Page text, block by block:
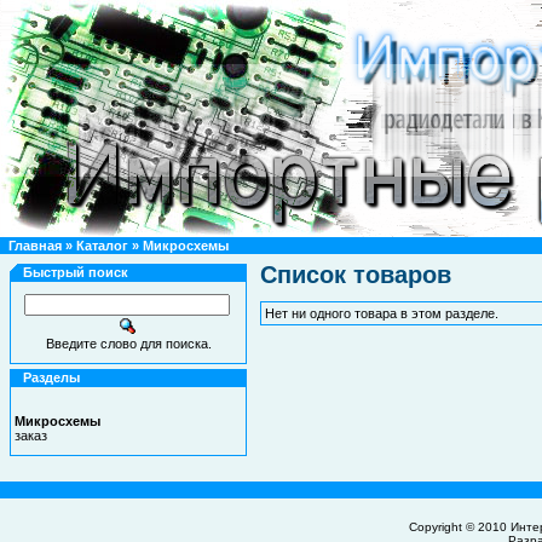
Главная » Каталог » Микросхемы
Быстрый поиск
Введите слово для поиска.
Разделы
Микросхемы
заказ
Список товаров
Нет ни одного товара в этом разделе.
Copyright © 2010